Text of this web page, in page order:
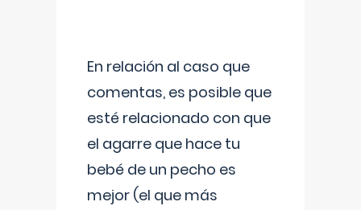
En relación al caso que
comentas, es posible que
esté relacionado con que
el agarre que hace tu
bebé de un pecho es
mejor (el que más